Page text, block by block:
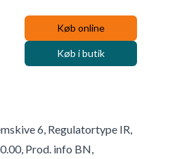
Køb online
Køb i butik
6, Regulatortype IR,
Prod. info BN,